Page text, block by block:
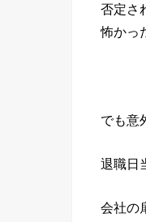
否定さ
怖かっ
でも意
退職日
会社の